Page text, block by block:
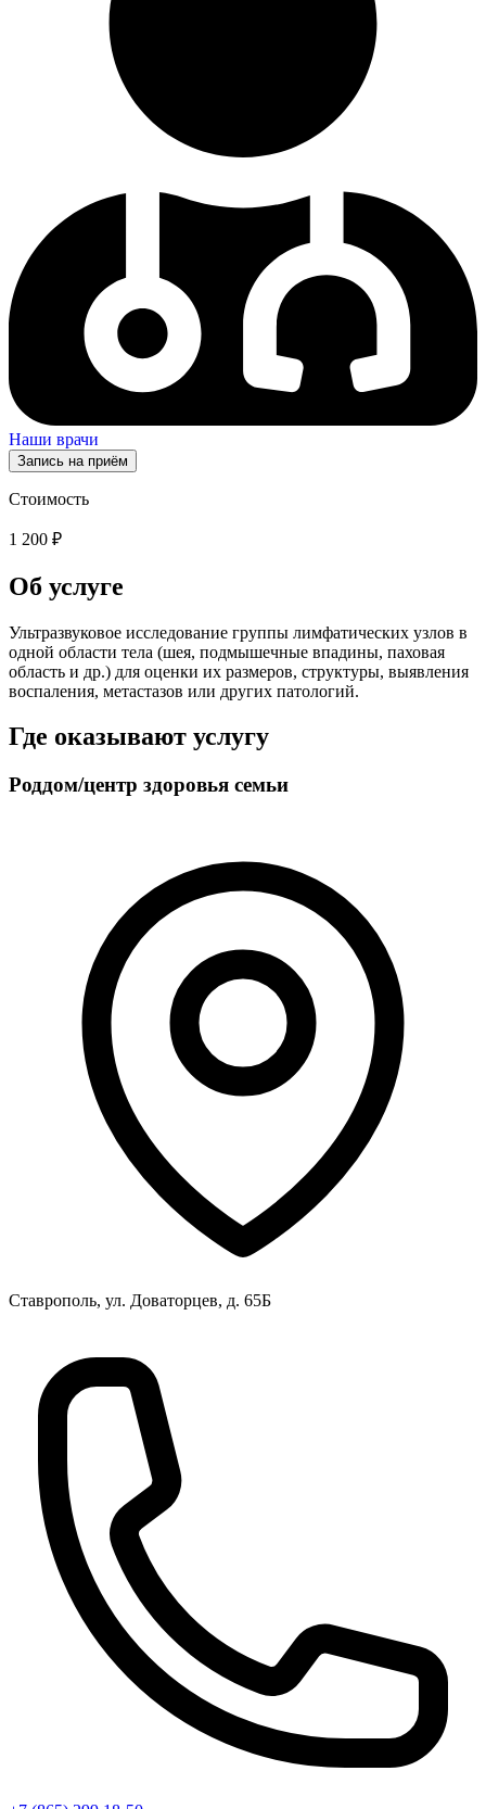
Наши врачи
Запись на приём
Стоимость
1 200 ₽
Об услуге
Ультразвуковое исследование группы лимфатических узлов в
одной области тела (шея, подмышечные впадины, паховая
область и др.) для оценки их размеров, структуры, выявления
воспаления, метастазов или других патологий.
Где оказывают услугу
Роддом/центр здоровья семьи
Ставрополь, ул. Доваторцев, д. 65Б